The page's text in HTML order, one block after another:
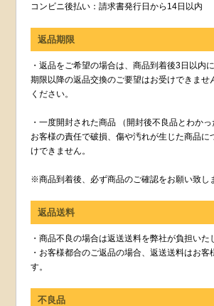
コンビニ後払い：請求書発行日から14日以内
返品期限
・返品をご希望の場合は、商品到着後3日以内
期限以降の返品交換のご要望はお受けできませ
ください。
・一度開封された商品 （開封後不良品とわかっ
お客様の責任で破損、傷や汚れが生じた商品に
けできません。
※商品到着後、必ず商品のご確認をお願い致し
返品送料
・商品不良の場合は返送送料を弊社が負担いた
・お客様都合のご返品の場合、返送送料はお客
す。
不良品